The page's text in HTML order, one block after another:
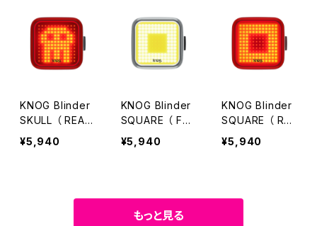
KNOG Blinder
SKULL （ REAR
タイプ ）
¥5,940
KNOG Blinder
SQUARE （ FR
ONT タイプ ）
¥5,940
KNOG Blinder
SQUARE （ REA
R タイプ ）
¥5,940
もっと見る